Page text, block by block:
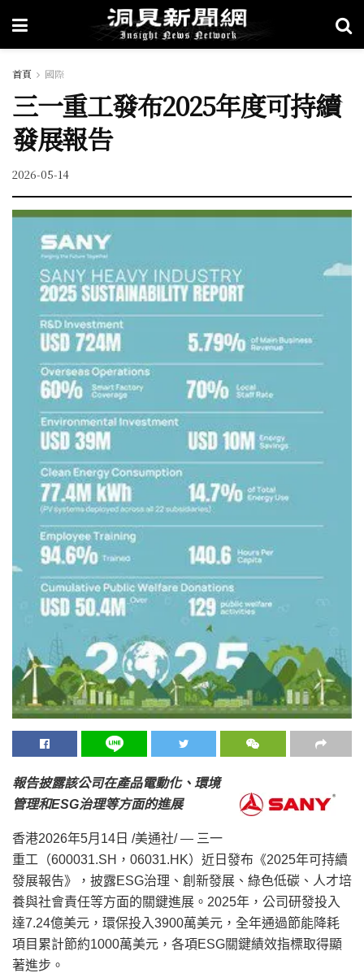
首頁 國際
三一重工發布2025年度可持續
發展報告
2026-05-14
報告披露該公司在產品電動化、環境
管理和ESG治理等方面的進展
香港2026年5月14日 /美通社/ — 三一
重工（600031.SH，06031.HK）近日發布《2025年可持續
發展報告》，披露ESG治理、創新發展、綠色低碳、人才培
養與社會責任等方面的關鍵進展。2025年，公司研發投入
達7.24億美元，環保投入3900萬美元，全年通過節能降耗
項目累計節約1000萬美元，各項ESG關鍵績效指標取得顯
著進步。